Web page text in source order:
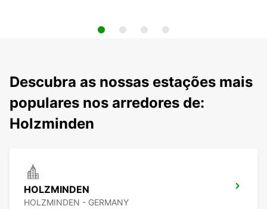
Descubra as nossas estações mais
populares nos arredores de:
Holzminden
HOLZMINDEN
HOLZMINDEN - GERMANY